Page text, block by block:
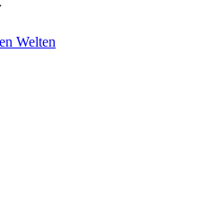
Welten